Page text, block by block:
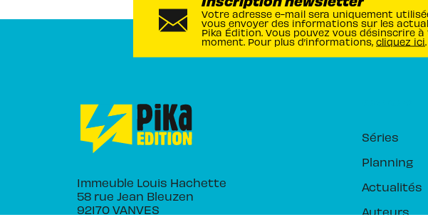
Votre adresse e-mail sera uniquement
vous envoyer des informations sur les
Pika Édition. Vous pouvez vous désinscrire
moment. Pour plus d’informations, cliquez ici
Immeuble Louis Hachette
58 rue Jean Bleuzen
92170 VANVES
Séries
Planning
Actualités
Auteurs